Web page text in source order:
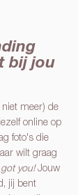
bij jou
meer) de
online op
foto's die
wilt graag
got you!Jouw
jij bent